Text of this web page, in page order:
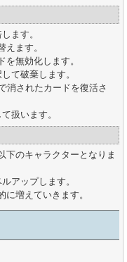
ます。
えます。
を無効化します。
て破棄します。
消されたカードを復活さ
扱います。
下のキャラクターとなりま
アップします。
増えていきます。